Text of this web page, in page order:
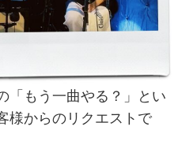
「もう一曲やる？」とい
様からのリクエストで